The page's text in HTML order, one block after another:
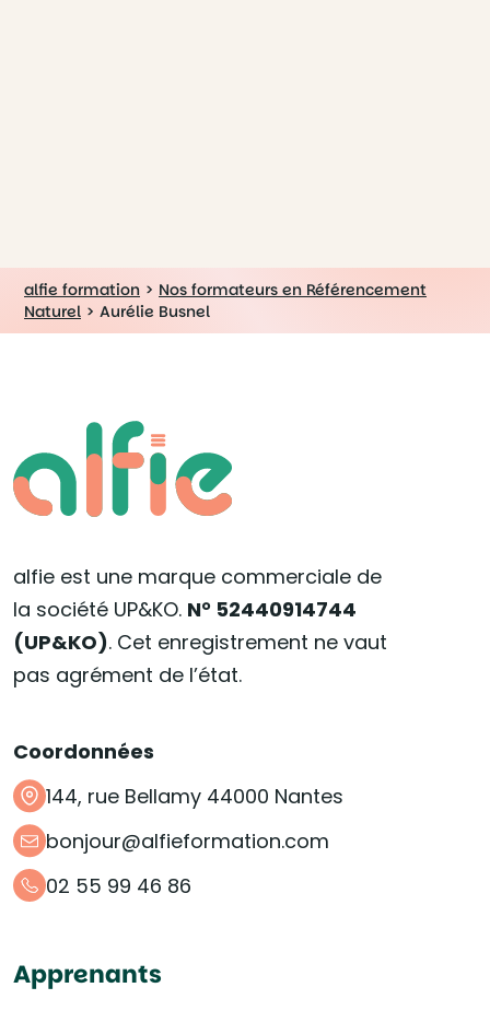
alfie formation > Nos formateurs en Référencement
Naturel > Aurélie Busnel
alfie est une marque commerciale de
la société UP&KO. N° 52440914744
(UP&KO). Cet enregistrement ne vaut
pas agrément de l’état.
Coordonnées
144, rue Bellamy 44000 Nantes
bonjour@alfieformation.com
02 55 99 46 86
Apprenants